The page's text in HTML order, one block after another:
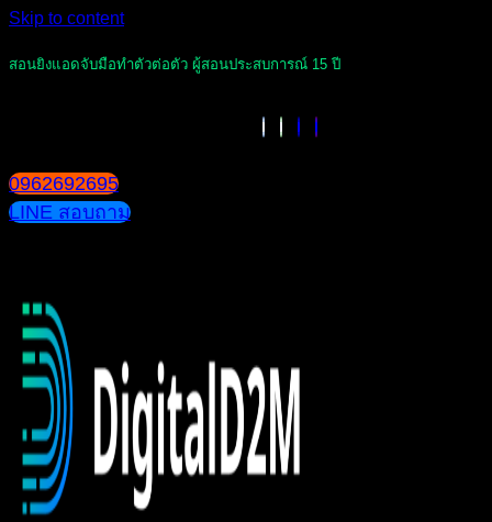
Skip to content
สอนยิงแอดจับมือทำตัวต่อตัว ผู้สอนประสบการณ์ 15 ปี
0962692695
LINE สอบถาม